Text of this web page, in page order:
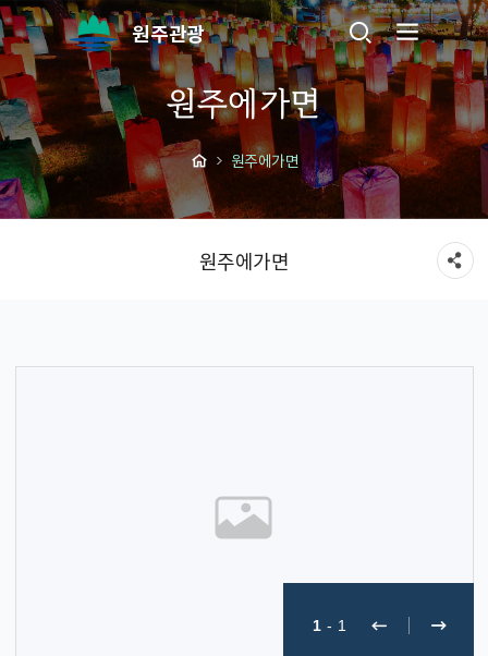
원주관광
원주에가면
원주에가면
원주에가면
1 - 1